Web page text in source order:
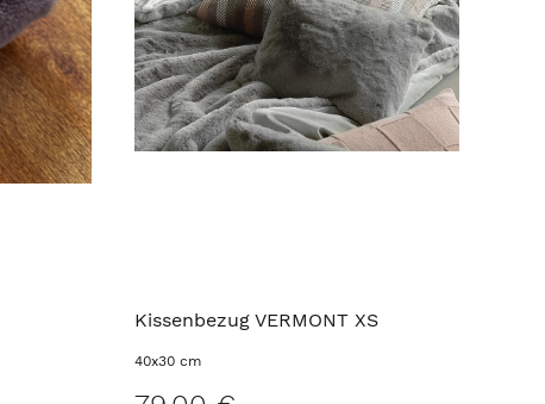
Kissenbezug VERMONT XS
40x30 cm